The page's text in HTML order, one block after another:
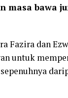
bawa
dan
untuk